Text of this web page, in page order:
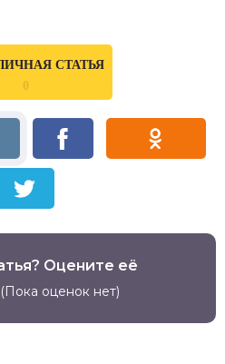
СТАТЬЯ
0
Оцените её
(Пока оценок нет)